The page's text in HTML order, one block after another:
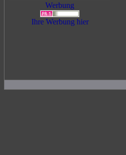
Werbung
Ihre Werbung hier